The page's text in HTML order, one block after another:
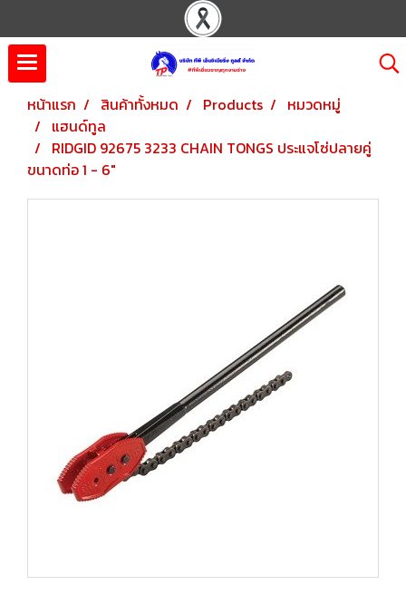
หน้าแรก สินค้าทั้งหมด Products
หมวดหมู่
แฮนด์ทูล
RIDGID 92675 3233 CHAIN TONGS ประแจโซ่ปลายคู่
ขนาดท่อ 1 - 6"